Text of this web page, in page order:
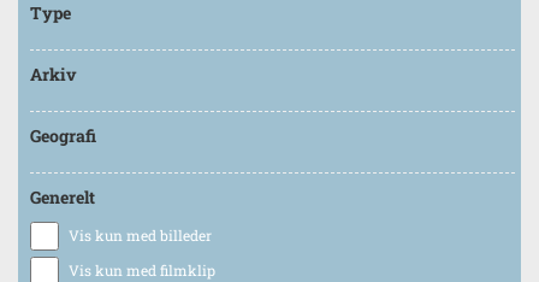
Type
Arkiv
Geografi
Generelt
Vis kun med billeder
Vis kun med filmklip